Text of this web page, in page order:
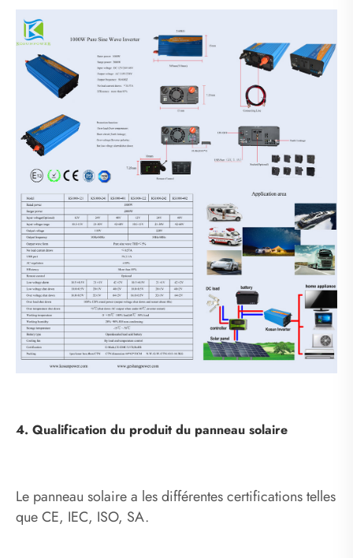
4. Qualification du produit du panneau solaire
Le panneau solaire a les différentes certifications telles
que CE, IEC, ISO, SA.